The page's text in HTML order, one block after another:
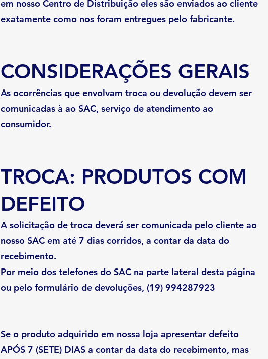
em nosso Centro de Distribuição eles são enviados ao cliente
exatamente como nos foram entregues pelo fabricante.
CONSIDERAÇÕES GERAIS
As ocorrências que envolvam troca ou devolução devem ser
comunicadas à ao SAC, serviço de atendimento ao
consumidor.
TROCA: PRODUTOS COM
DEFEITO
A solicitação de troca deverá ser comunicada pelo cliente ao
nosso SAC em até 7 dias corridos, a contar da data do
recebimento.
Por meio dos telefones do SAC na parte lateral desta página
ou pelo formulário de devoluções, (19) 994287923
Se o produto adquirido em nossa loja apresentar defeito
APÓS 7 (SETE) DIAS a contar da data do recebimento, mas